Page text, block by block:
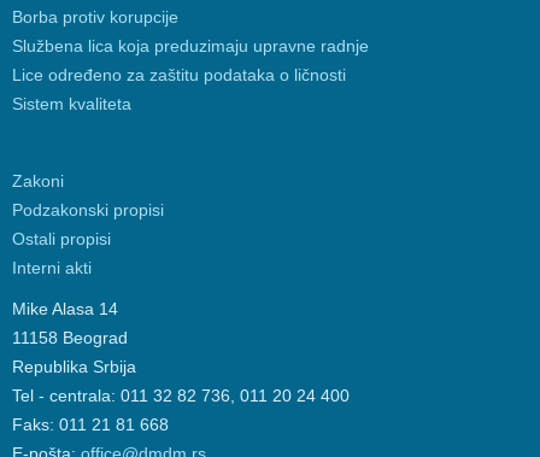
Borba protiv korupcije
Službena lica koja preduzimaju upravne radnje
Lice određeno za zaštitu podataka o ličnosti
Sistem kvaliteta
Zakoni
Podzakonski propisi
Ostali propisi
Interni akti
Mike Alasa 14
11158 Beograd
Republika Srbija
Tel - centrala: 011 32 82 736, 011 20 24 400
Faks: 011 21 81 668